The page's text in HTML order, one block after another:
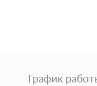
График